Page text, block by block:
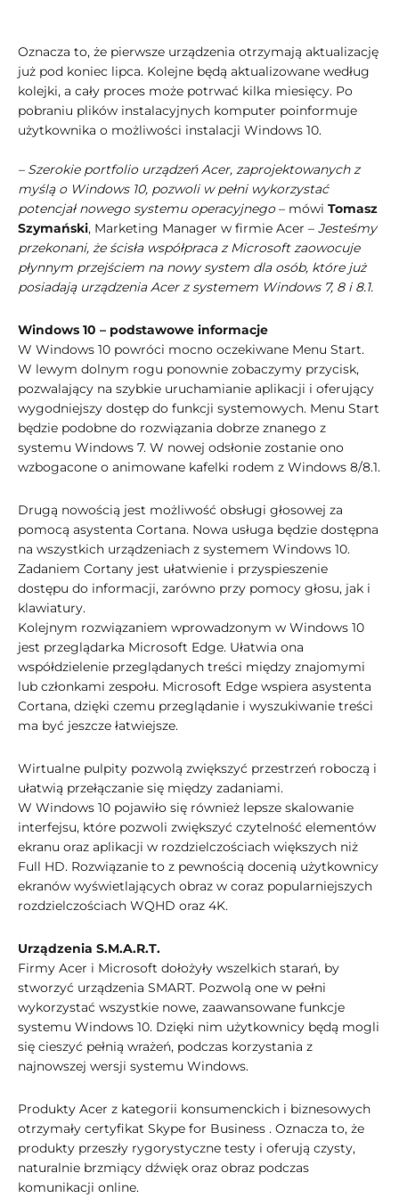
Oznacza to, że pierwsze urządzenia otrzymają aktualizację
już pod koniec lipca. Kolejne będą aktualizowane według
kolejki, a cały proces może potrwać kilka miesięcy. Po
pobraniu plików instalacyjnych komputer poinformuje
użytkownika o możliwości instalacji Windows 10.
– Szerokie portfolio urządzeń Acer, zaprojektowanych z
myślą o Windows 10, pozwoli w pełni wykorzystać
potencjał nowego systemu operacyjnego– mówi Tomasz
Szymański, Marketing Manager w firmie Acer – Jesteśmy
przekonani, że ścisła współpraca z Microsoft zaowocuje
płynnym przejściem na nowy system dla osób, które już
posiadają urządzenia Acer z systemem Windows 7, 8 i 8.1.
Windows 10 – podstawowe informacje
W Windows 10 powróci mocno oczekiwane Menu Start.
W lewym dolnym rogu ponownie zobaczymy przycisk,
pozwalający na szybkie uruchamianie aplikacji i oferujący
wygodniejszy dostęp do funkcji systemowych. Menu Start
będzie podobne do rozwiązania dobrze znanego z
systemu Windows 7. W nowej odsłonie zostanie ono
wzbogacone o animowane kafelki rodem z Windows 8/8.1.
Drugą nowością jest możliwość obsługi głosowej za
pomocą asystenta Cortana. Nowa usługa będzie dostępna
na wszystkich urządzeniach z systemem Windows 10.
Zadaniem Cortany jest ułatwienie i przyspieszenie
dostępu do informacji, zarówno przy pomocy głosu, jak i
klawiatury.
Kolejnym rozwiązaniem wprowadzonym w Windows 10
jest przeglądarka Microsoft Edge. Ułatwia ona
współdzielenie przeglądanych treści między znajomymi
lub członkami zespołu. Microsoft Edge wspiera asystenta
Cortana, dzięki czemu przeglądanie i wyszukiwanie treści
ma być jeszcze łatwiejsze.
Wirtualne pulpity pozwolą zwiększyć przestrzeń roboczą i
ułatwią przełączanie się między zadaniami.
W Windows 10 pojawiło się również lepsze skalowanie
interfejsu, które pozwoli zwiększyć czytelność elementów
ekranu oraz aplikacji w rozdzielczościach większych niż
Full HD. Rozwiązanie to z pewnością docenią użytkownicy
ekranów wyświetlających obraz w coraz popularniejszych
rozdzielczościach WQHD oraz 4K.
Urządzenia S.M.A.R.T.
Firmy Acer i Microsoft dołożyły wszelkich starań, by
stworzyć urządzenia SMART. Pozwolą one w pełni
wykorzystać wszystkie nowe, zaawansowane funkcje
systemu Windows 10. Dzięki nim użytkownicy będą mogli
się cieszyć pełnią wrażeń, podczas korzystania z
najnowszej wersji systemu Windows.
Produkty Acer z kategorii konsumenckich i biznesowych
otrzymały certyfikat Skype for Business . Oznacza to, że
produkty przeszły rygorystyczne testy i oferują czysty,
naturalnie brzmiący dźwięk oraz obraz podczas
komunikacji online.